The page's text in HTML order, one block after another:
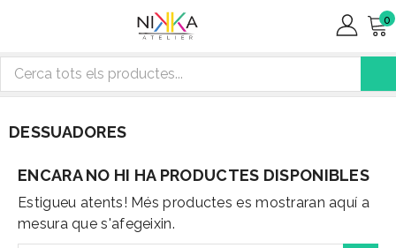
0
DESSUADORES
ENCARA NO HI HA PRODUCTES DISPONIBLES
Estigueu atents! Més productes es mostraran aquí a
mesura que s'afegeixin.